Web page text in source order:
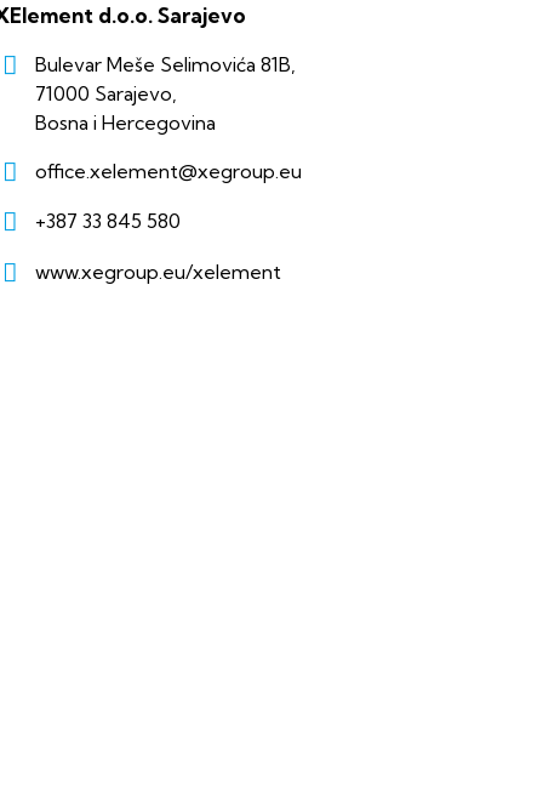
d.o.o. Sarajevo
Bulevar Meše Selimovića 81B,
71000 Sarajevo,
Bosna i Hercegovina
office.xelement@xegroup.eu
+387 33 845 580
www.xegroup.eu/xelement